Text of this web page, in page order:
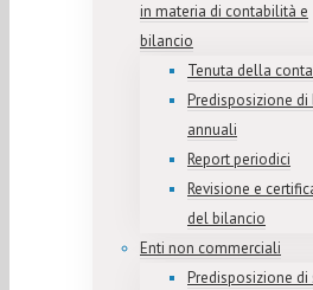
in materia di contabilità e
bilancio
Tenuta della
Predisposizione di
annuali
Report periodici
Revisione e
del bilancio
Enti non commerciali
Predisposizione di